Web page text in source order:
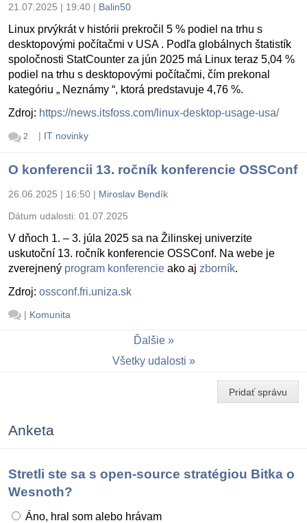
21.07.2025 | 19:40 | Balin50
Linux prvýkrát v histórii prekročil 5 % podiel na trhu s
desktopovými počítačmi v USA . Podľa globálnych štatistík
spoločnosti StatCounter za jún 2025 má Linux teraz 5,04 %
podiel na trhu s desktopovými počítačmi, čím prekonal
kategóriu „ Neznámy “, ktorá predstavuje 4,76 %.
Zdroj: https://news.itsfoss.com/linux-desktop-usage-usa/
2 | IT novinky
O konferencii 13. ročník konferencie OSSConf
26.06.2025 | 16:50 | Miroslav Bendík
Dátum udalosti: 01.07.2025
V dňoch 1. – 3. júla 2025 sa na Žilinskej univerzite
uskutoční 13. ročník konferencie OSSConf. Na webe je
zverejnený program konferencie ako aj zborník.
Zdroj: ossconf.fri.uniza.sk
| Komunita
Ďalšie
Všetky udalosti
Pridať správu
Anketa
Stretli ste sa s open-source stratégiou Bitka o
Wesnoth?
Áno, hral som alebo hrávam